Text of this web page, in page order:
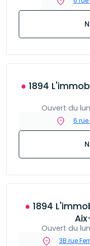
● 1894 L'immobilier Agence Immobiliere -
Ouvert du
6 rue
● 1894 L'immobilier Agence Immobiliere
Ouvert du
3B rue